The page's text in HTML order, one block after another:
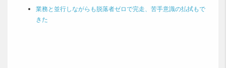
業務と並行しながらも脱落者ゼロで完走、苦手意識の払拭もで
きた